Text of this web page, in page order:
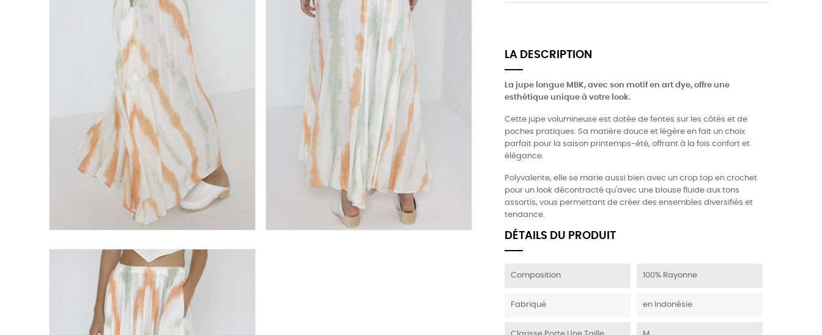
LA DESCRIPTION
La jupe longue MBK, avec son motif en art dye, offre une
esthétique unique à votre look.
Cette jupe volumineuse est dotée de fentes sur les côtés et de
poches pratiques. Sa matière douce et légère en fait un choix
parfait pour la saison printemps-été, offrant à la fois confort et
élégance.
Polyvalente, elle se marie aussi bien avec un crop top en crochet
pour un look décontracté qu'avec une blouse fluide aux tons
assortis, vous permettant de créer des ensembles diversifiés et
tendance.
DÉTAILS DU PRODUIT
Composition 100% Rayonne
Fabriqué en Indonésie